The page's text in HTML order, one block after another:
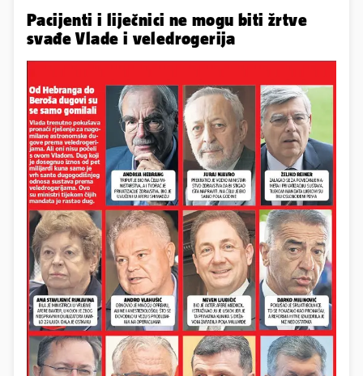
Pacijenti i liječnici ne mogu biti žrtve
svađe Vlade i veledrogerija